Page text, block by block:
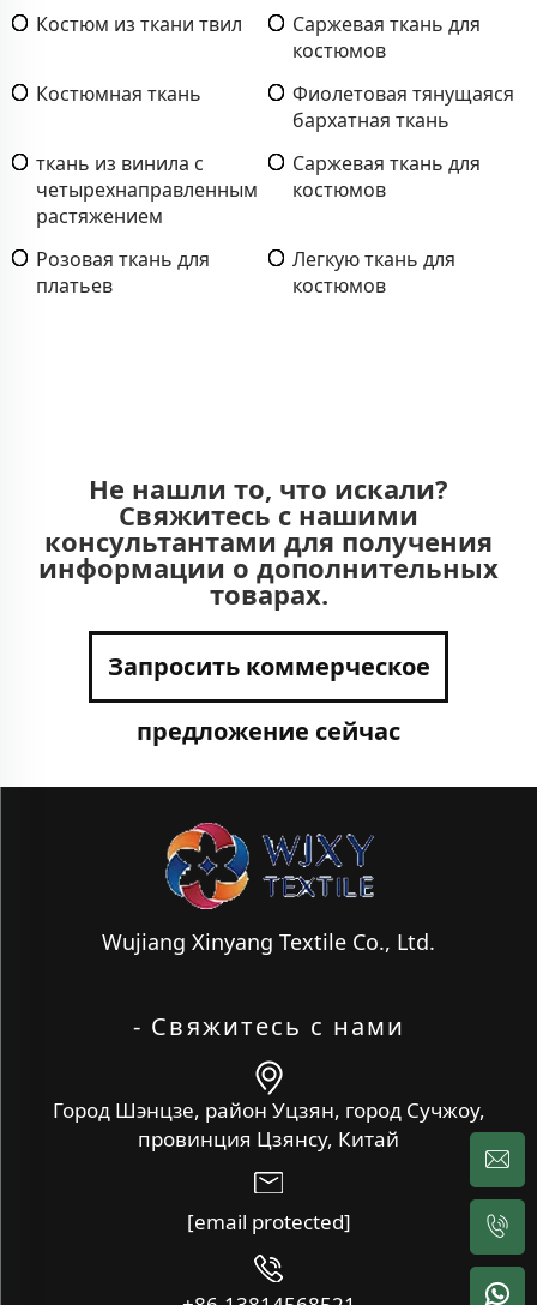
Костюм из ткани твил
Саржевая ткань для
костюмов
Костюмная ткань
Фиолетовая тянущаяся
бархатная ткань
ткань из винила с
четырехнаправленным
растяжением
Саржевая ткань для
костюмов
Розовая ткань для
платьев
Легкую ткань для
костюмов
Не нашли то, что искали?
Свяжитесь с нашими
консультантами для получения
информации о дополнительных
товарах.
Запросить коммерческое
предложение сейчас
Wujiang Xinyang Textile Co., Ltd.
- Свяжитесь с нами
Город Шэнцзе, район Уцзян, город Сучжоу,
провинция Цзянсу, Китай
[email protected]